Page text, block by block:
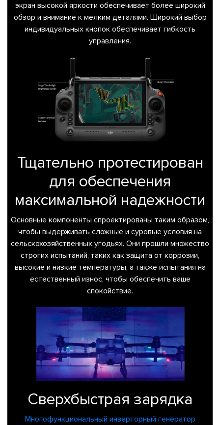
экран высокой яркости обеспечивает более широкий
обзор и внимание к мелким деталями. Широкий выбор
индивидуальных кнопок обеспечивает гибкость
управления.
Тщательно протестирован
для обеспечения
максимальной надежности
Основные компоненты спроектированы таким образом,
чтобы выдерживать сложные и суровые условия на
сельскохозяйственных угодьях. Они прошли множество
строгих испытаний, таких как защита от коррозии,
высокие и низкие температуры, а также испытания на
естественный износ, чтобы обеспечить ваше
спокойствие.
Сверхбыстрая зарядка
Многофункциональный инверторный генератор